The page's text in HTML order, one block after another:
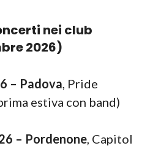
nei club
2026)
– Padova, Pride
estiva con band)
– Pordenone, Capitol